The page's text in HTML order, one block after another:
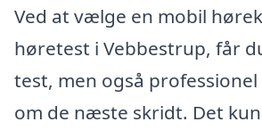
Ved at vælge en mobil
høretest i Vebbestrup, får
test, men også
om de næste skridt. Det